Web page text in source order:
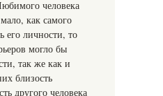
человека
как самого
его личности, то
могло бы
так же как и
близость
другого человека